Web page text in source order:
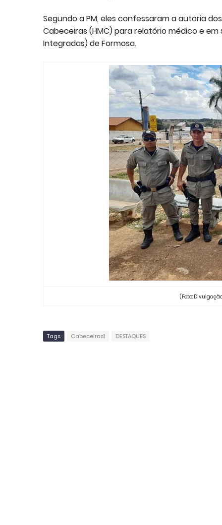
Segundo a PM, eles confessaram a autoria
Cabeceiras (HMC) para relatório médico e
Integradas) de Formosa.
(Foto:
Tags Cabeceiras1 DESTAQUES